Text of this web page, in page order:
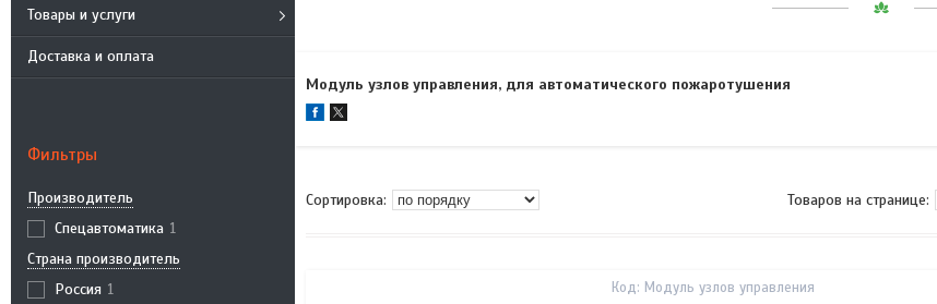
Товары и услуги
Доставка и оплата
Фильтры
Производитель
Спецавтоматика 1
Страна производитель
Россия 1
Модуль узлов управления, для автоматического пожаротушения
Модуль узлов управления